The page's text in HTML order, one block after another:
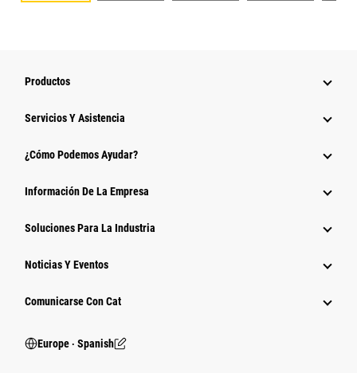
Productos
Servicios Y Asistencia
¿Cómo Podemos Ayudar?
Información De La Empresa
Soluciones Para La Industria
Noticias Y Eventos
Comunicarse Con Cat
Europe ‧ Spanish